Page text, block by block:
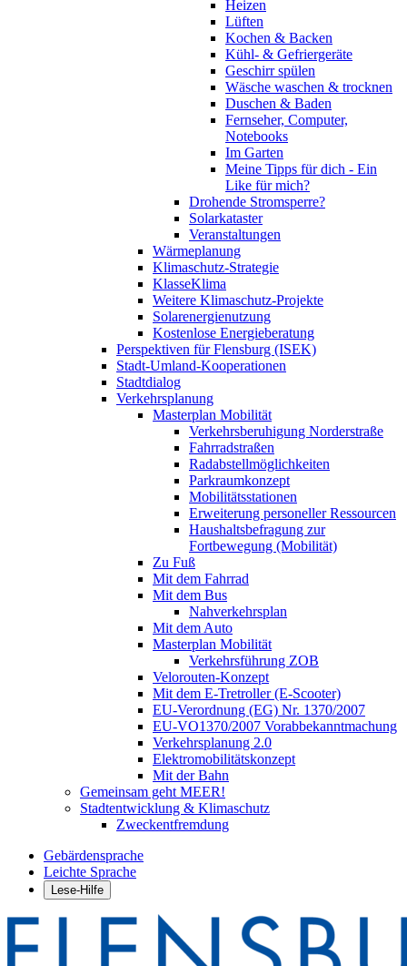
Heizen
Lüften
Kochen & Backen
Kühl- & Gefriergeräte
Geschirr spülen
Wäsche waschen & trocknen
Duschen & Baden
Fernseher, Computer,
Notebooks
Im Garten
Meine Tipps für dich - Ein
Like für mich?
Drohende Stromsperre?
Solarkataster
Veranstaltungen
Wärmeplanung
Klimaschutz-Strategie
KlasseKlima
Weitere Klimaschutz-Projekte
Solarenergienutzung
Kostenlose Energieberatung
Perspektiven für Flensburg (ISEK)
Stadt-Umland-Kooperationen
Stadtdialog
Verkehrsplanung
Masterplan Mobilität
Verkehrsberuhigung Norderstraße
Fahrradstraßen
Radabstellmöglichkeiten
Parkraumkonzept
Mobilitätsstationen
Erweiterung personeller Ressourcen
Haushaltsbefragung zur
Fortbewegung (Mobilität)
Zu Fuß
Mit dem Fahrrad
Mit dem Bus
Nahverkehrsplan
Mit dem Auto
Masterplan Mobilität
Verkehrsführung ZOB
Velorouten-Konzept
Mit dem E-Tretroller (E-Scooter)
EU-Verordnung (EG) Nr. 1370/2007
EU-VO1370/2007 Vorabbekanntmachung
Verkehrsplanung 2.0
Elektromobilitätskonzept
Mit der Bahn
Gemeinsam geht MEER!
Stadtentwicklung & Klimaschutz
Zweckentfremdung
Gebärdensprache
Leichte Sprache
Lese-Hilfe